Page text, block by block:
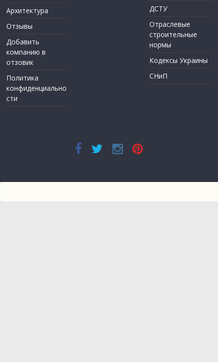
Архитектура
Отзывы
Добавить
компанию в
отзовик
Политика
конфиденциально
сти
ДСТУ
Отраслевые
строительные
нормы
Кодексы Украины
СНиП